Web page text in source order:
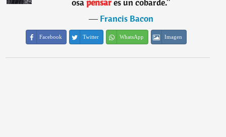
―Francis Bacon
Facebook Twitter WhatsApp Imagen